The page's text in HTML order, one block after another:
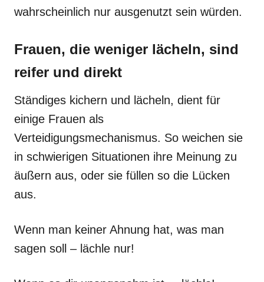
wahrscheinlich nur ausgenutzt sein würden.
Frauen, die weniger lächeln, sind
reifer und direkt
Ständiges kichern und lächeln, dient für
einige Frauen als
Verteidigungsmechanismus. So weichen sie
in schwierigen Situationen ihre Meinung zu
äußern aus, oder sie füllen so die Lücken
aus.
Wenn man keiner Ahnung hat, was man
sagen soll – lächle nur!